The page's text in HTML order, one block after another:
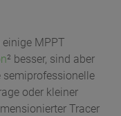
MPPT
² besser, sind aber
semiprofessionelle
oder kleiner
Tracer